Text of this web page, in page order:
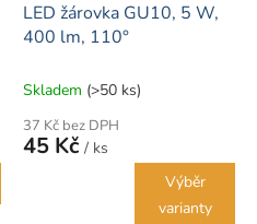
LED žárovka GU10, 5 W,
400 lm, 110°
Skladem (>50 ks)
37 Kč bez DPH
45 Kč / ks
Výběr
varianty